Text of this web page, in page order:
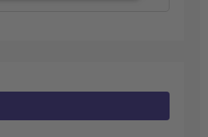
Usercentrics Consent
Platform